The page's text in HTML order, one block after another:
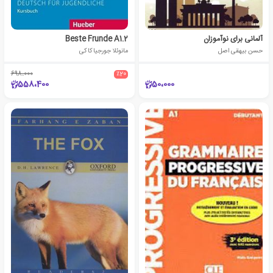
آلمانی برای نوآموزان
حسن بیهقی اصل
50،000
Beste Frunde A1.2
مانوئلا جورجیاکاکی
٪20 698،000
558،400